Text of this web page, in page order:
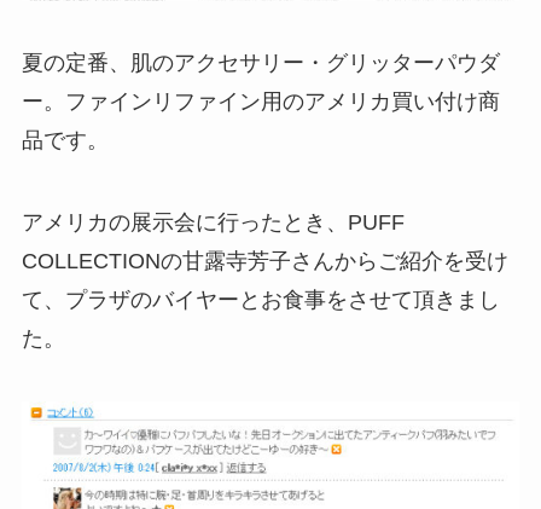
夏の定番、肌のアクセサリー・グリッターパウダ
ー。ファインリファイン用のアメリカ買い付け商
品です。
アメリカの展示会に行ったとき、PUFF
COLLECTIONの甘露寺芳子さんからご紹介を受け
て、プラザのバイヤーとお食事をさせて頂きまし
た。